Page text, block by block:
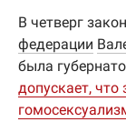
В четверг
федерации
была
допускает, что